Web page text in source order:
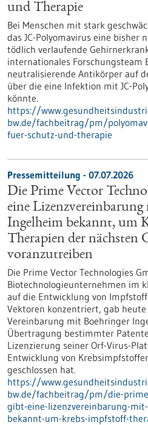
und Therapie
Bei Menschen mit stark
das JC-Polyomavirus eine bisher
tödlich verlaufende
internationales Forschungsteam
neutralisierende Antikörper auf
über die eine Infektion mit JC-
könnte.
https://
bw.de/fachbeitrag/pm/
fuer-schutz-und-therapie
Pressemitteilung - 07.07.2026
Die Prime Vector
eine
Ingelheim bekannt, um
Therapien der nächsten
voranzutreiben
Die Prime Vector Technologies
Biotechnologieunternehmen im
auf die Entwicklung von
Vektoren konzentriert, gab heute
Vereinbarung mit Boehringer
Übertragung bestimmter
Lizenzierung seiner Orf-Virus-
Entwicklung von
geschlossen hat.
https://
bw.de/fachbeitrag/pm/die-
gibt-eine-lizenzvereinbarung-
bekannt-um-krebs-impfstoff-